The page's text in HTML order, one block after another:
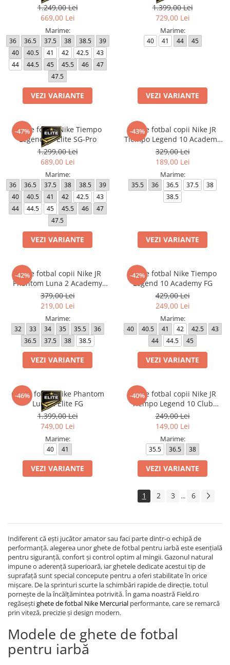
1.249,00 Lei
669,00 Lei
Marime:
36 36.5 37.5 38 38.5
39
40
40.5 41 42 42.5
43
44
44.5 45 45.5 46
47
47.5
VEZI VARIANTE
Pro
1.399,00 Lei
729,00 Lei
Marime:
40 41 44 45
VEZI VARIANTE
-47%
Ghete fotbal Nike Tiempo
Legend 10 Elite SG-Pro
1.299,00 Lei
689,00 Lei
Marime:
36 36.5 37.5 38 38.5
39
40
40.5 41 42 42.5
43
44
44.5 45 45.5 46
47
47.5
VEZI VARIANTE
-43%
Ghete fotbal copii Nike JR
Tiempo Legend 10 Academy
FG/MG
329,00 Lei
189,00 Lei
Marime:
35.5 36 36.5 37.5
38
38.5
VEZI VARIANTE
-42%
Ghete fotbal copii Nike JR
Phantom Luna 2 Academy
FG/MG
379,00 Lei
219,00 Lei
Marime:
32 33 34 35 35.5
36
36.5
37.5 38 38.5
VEZI VARIANTE
-42%
Ghete fotbal Nike Tiempo
Legend 10 Academy FG
429,00 Lei
249,00 Lei
Marime:
40 40.5 41 42 42.5
43
44
44.5 45
VEZI VARIANTE
-46%
Ghete fotbal Nike Phantom
Luna II Elite FG
1.399,00 Lei
749,00 Lei
Marime:
40 41
VEZI VARIANTE
-40%
Ghete fotbal copii Nike JR
Tiempo Legend 10 Club
FG/MG
249,00 Lei
149,00 Lei
Marime:
35.5 36.5 38
VEZI VARIANTE
1 2 3 ... 6
Indiferent că ești jucător amator sau faci parte dintr-o echipă de
performanță, alegerea unor ghete de fotbal pentru iarbă este esențială
pentru siguranță, confort și control optim al mingii. Gazonul natural
impune o aderență superioară, iar ghetele dedicate acestui tip de
suprafață sunt special concepute pentru a oferi stabilitate în orice
mișcare. De la sprinturi scurte la schimbări rapide de direcție, totul
pornește de la încălțămintea potrivită. În gama noastră Field.ro
regăseștighete de fotbal Nike Mercurial performante, care se remarcă
prin viteză, precizie și design modern.
Modele de ghete de fotbal
pentru iarbă